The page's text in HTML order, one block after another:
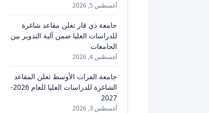
أغسطس 5, 2026
جامعة ذي قار تعلن مقاعد شاغرة
للدراسات العليا ضمن آلية التدوير بين
الجامعات
أغسطس 4, 2026
جامعة الفرات الأوسط تعلن المقاعد
الشاغرة للدراسات العليا للعام 2026-
2027
أغسطس 3, 2026